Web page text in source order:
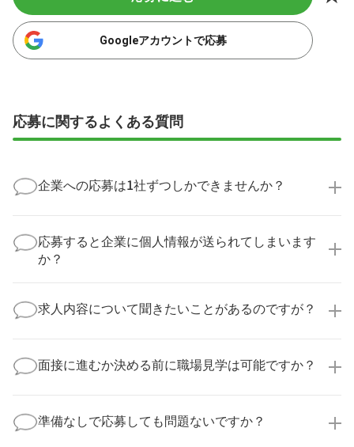
Googleアカウントで応募
応募に関するよくある質問
企業への応募は1社ずつしかできませんか？
実際に医療キャリアナビを利用して転職に成功した方
の多くは、複数応募して自分に合った職場を選ばれて
います。
応募すると企業に個人情報が送られてしまいます
か？
業様に個人情報が送られることはありません！
より詳細な求人情報をご確認いただいた上で、転職希
求人内容について聞きたいことがあるのですが？
してお答えいたします。
勤務体制や職場の雰囲気、研修制度など、どんな小さ
す！
面接に進むか決める前に職場見学は可能ですか？
積極的に受け入れています。実際の職場環境や働く人
の様子を見ることで、より安心してご判断いただけま
準備なしで応募しても問題ないですか？